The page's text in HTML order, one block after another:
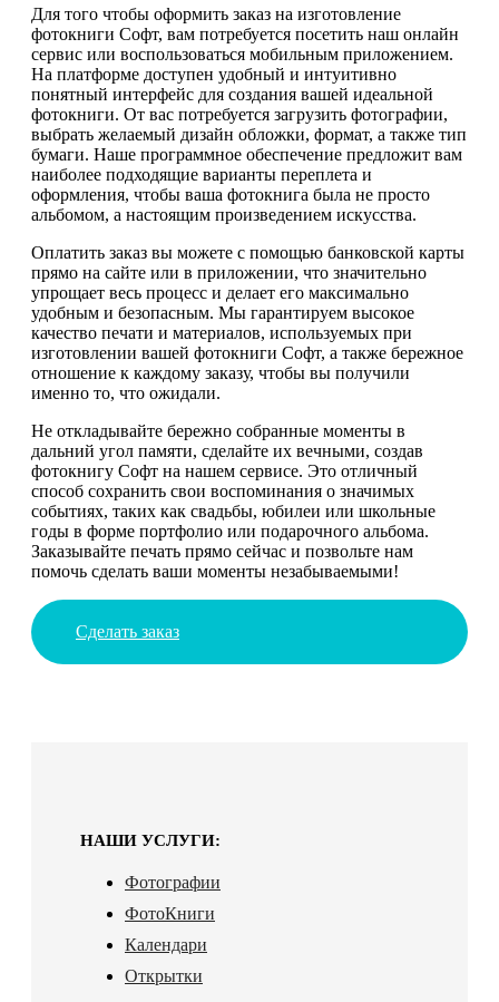
Для того чтобы оформить заказ на изготовление
фотокниги Софт, вам потребуется посетить наш онлайн
сервис или воспользоваться мобильным приложением.
На платформе доступен удобный и интуитивно
понятный интерфейс для создания вашей идеальной
фотокниги. От вас потребуется загрузить фотографии,
выбрать желаемый дизайн обложки, формат, а также тип
бумаги. Наше программное обеспечение предложит вам
наиболее подходящие варианты переплета и
оформления, чтобы ваша фотокнига была не просто
альбомом, а настоящим произведением искусства.
Оплатить заказ вы можете с помощью банковской карты
прямо на сайте или в приложении, что значительно
упрощает весь процесс и делает его максимально
удобным и безопасным. Мы гарантируем высокое
качество печати и материалов, используемых при
изготовлении вашей фотокниги Софт, а также бережное
отношение к каждому заказу, чтобы вы получили
именно то, что ожидали.
Не откладывайте бережно собранные моменты в
дальний угол памяти, сделайте их вечными, создав
фотокнигу Софт на нашем сервисе. Это отличный
способ сохранить свои воспоминания о значимых
событиях, таких как свадьбы, юбилеи или школьные
годы в форме портфолио или подарочного альбома.
Заказывайте печать прямо сейчас и позвольте нам
помочь сделать ваши моменты незабываемыми!
Сделать заказ
НАШИ УСЛУГИ:
Фотографии
ФотоКниги
Календари
Открытки